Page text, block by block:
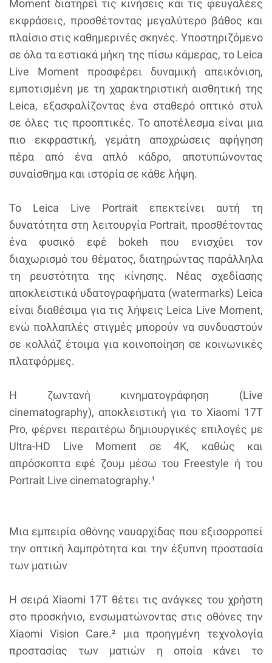
Moment διατηρεί τις κινήσεις και τις φευγαλέες
εκφράσεις, προσθέτοντας μεγαλύτερο βάθος και
πλαίσιο στις καθημερινές σκηνές. Υποστηριζόμενο
σε όλα τα εστιακά μήκη της πίσω κάμερας, το Leica
Live Moment προσφέρει δυναμική απεικόνιση,
εμποτισμένη με τη χαρακτηριστική αισθητική της
Leica, εξασφαλίζοντας ένα σταθερό οπτικό στυλ
σε όλες τις προοπτικές. Το αποτέλεσμα είναι μια
πιο εκφραστική, γεμάτη αποχρώσεις αφήγηση
πέρα από ένα απλό κάδρο, αποτυπώνοντας
συναίσθημα και ιστορία σε κάθε λήψη.
Το Leica Live Portrait επεκτείνει αυτή τη
δυνατότητα στη λειτουργία Portrait, προσθέτοντας
ένα φυσικό εφέ bokeh που ενισχύει τον
διαχωρισμό του θέματος, διατηρώντας παράλληλα
τη ρευστότητα της κίνησης. Νέας σχεδίασης
αποκλειστικά υδατογραφήματα (watermarks) Leica
είναι διαθέσιμα για τις λήψεις Leica Live Moment,
ενώ πολλαπλές στιγμές μπορούν να συνδυαστούν
σε κολλάζ έτοιμα για κοινοποίηση σε κοινωνικές
πλατφόρμες.
Η ζωντανή κινηματογράφηση (Live
cinematography), αποκλειστική για το Xiaomi 17T
Pro, φέρνει περαιτέρω δημιουργικές επιλογές με
Ultra-HD Live Moment σε 4K, καθώς και
απρόσκοπτα εφέ ζουμ μέσω του Freestyle ή του
Portrait Live cinematography.¹
Μια εμπειρία οθόνης ναυαρχίδας που εξισορροπεί
την οπτική λαμπρότητα και την έξυπνη προστασία
των ματιών
Η σειρά Xiaomi 17T θέτει τις ανάγκες του χρήστη
στο προσκήνιο, ενσωματώνοντας στις οθόνες την
Xiaomi Vision Care.² μια προηγμένη τεχνολογία
προστασίας των ματιών η οποία κάνει το